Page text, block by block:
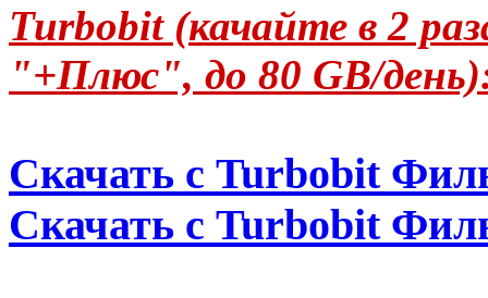
Turbobit (качайте в 2
"+Плюс", до 80 GB/
Скачать с Turbobit
Скачать с Turbobit